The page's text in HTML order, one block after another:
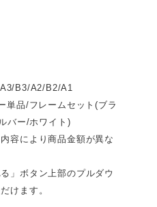
B3/A2/B2/A1
単品/フレームセット(ブラ
バー/ホワイト)
容により商品金額が異な
」ボタン上部のプルダウ
けます。